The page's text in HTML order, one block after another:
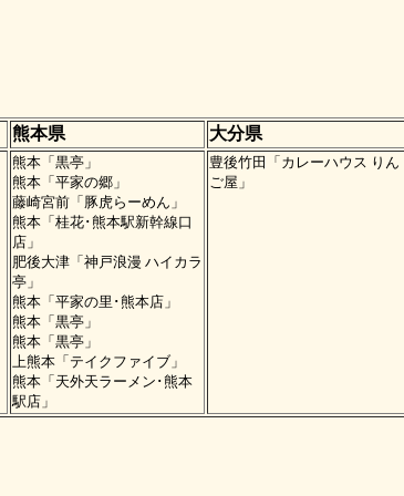
熊本県 大分県
熊本「黒亭」
熊本「平家の郷」
藤崎宮前「豚虎らーめん」
熊本「桂花･熊本駅新幹線口
店」
肥後大津「神戸浪漫 ハイカラ
亭」
熊本「平家の里･熊本店」
熊本「黒亭」
熊本「黒亭」
上熊本「テイクファイブ」
熊本「天外天ラーメン･熊本
駅店」
豊後竹田「カレーハウス りん
ご屋」